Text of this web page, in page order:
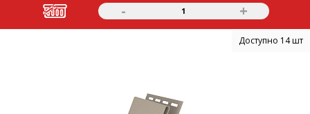
- 1 +
Доступно 14 шт